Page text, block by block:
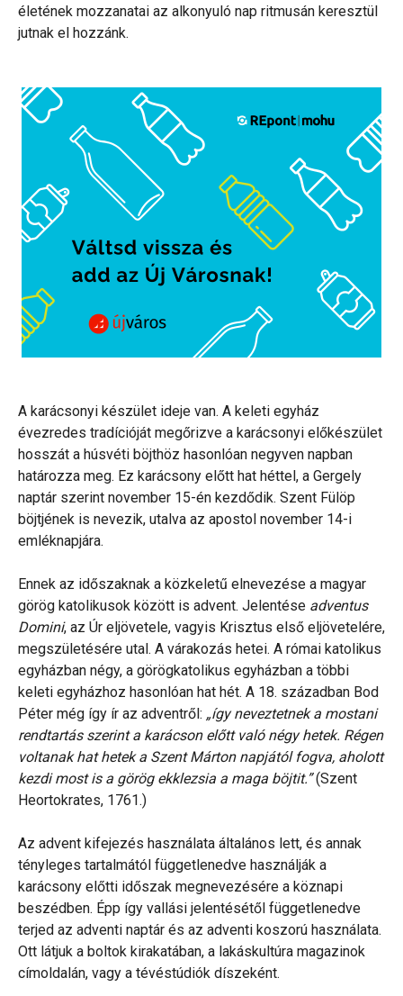
életének mozzanatai az alkonyuló nap ritmusán keresztül
jutnak el hozzánk.
A karácsonyi készület ideje van. A keleti egyház
évezredes tradícióját megőrizve a karácsonyi előkészület
hosszát a húsvéti böjthöz hasonlóan negyven napban
határozza meg. Ez karácsony előtt hat héttel, a Gergely
naptár szerint november 15-én kezdődik. Szent Fülöp
böjtjének is nevezik, utalva az apostol november 14-i
emléknapjára.
Ennek az időszaknak a közkeletű elnevezése a magyar
görög katolikusok között is advent. Jelentése adventus
Domini, az Úr eljövetele, vagyis Krisztus első eljövetelére,
megszületésére utal. A várakozás hetei. A római katolikus
egyházban négy, a görögkatolikus egyházban a többi
keleti egyházhoz hasonlóan hat hét. A 18. században Bod
Péter még így ír az adventről: „így neveztetnek a mostani
rendtartás szerint a karácson előtt való négy hetek. Régen
voltanak hat hetek a Szent Márton napjától fogva, aholott
kezdi most is a görög ekklezsia a maga böjtit.”(Szent
Heortokrates, 1761.)
Az advent kifejezés használata általános lett, és annak
tényleges tartalmától függetlenedve használják a
karácsony előtti időszak megnevezésére a köznapi
beszédben. Épp így vallási jelentésétől függetlenedve
terjed az adventi naptár és az adventi koszorú használata.
Ott látjuk a boltok kirakatában, a lakáskultúra magazinok
címoldalán, vagy a tévéstúdiók díszeként.